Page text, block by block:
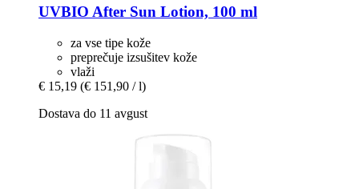
UVBIO After Sun Lotion, 100 ml
za vse tipe kože
preprečuje izsušitev kože
vlaži
€ 15,19 (€ 151,90 / l)
Dostava do 11 avgust